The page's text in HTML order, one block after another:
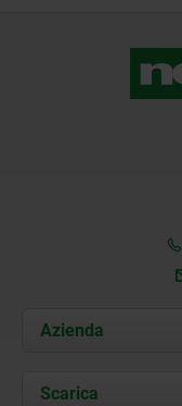
Azienda
Chi siamo
Scarica